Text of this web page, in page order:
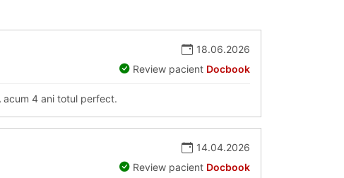
18.06.2026
Review pacient Docbook
acum 4 ani totul perfect.
14.04.2026
Review pacient Docbook